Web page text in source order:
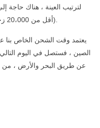
يعتمد وقت الشحن الخاص بنا